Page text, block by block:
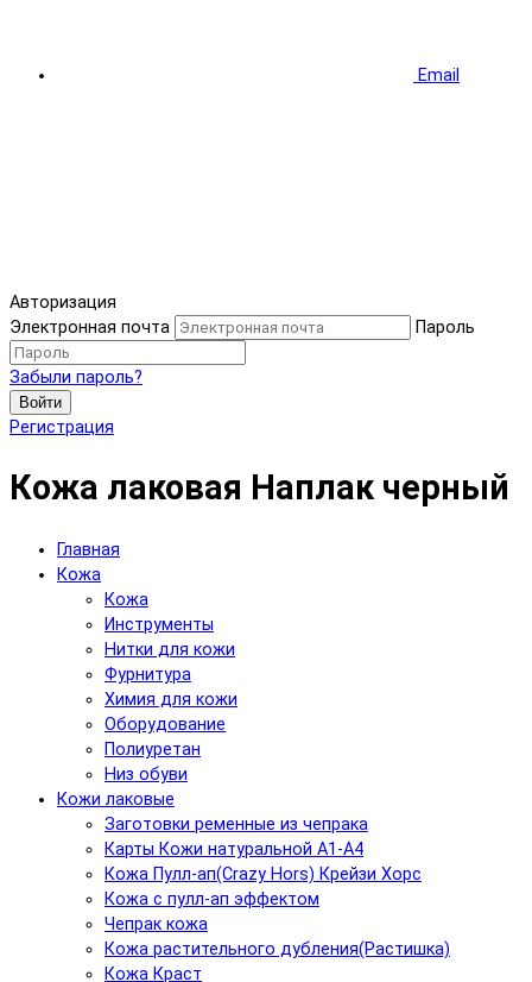
Email
Авторизация
Электронная почта
Пароль
Забыли пароль?
Войти
Регистрация
Кожа лаковая Наплак черный
Главная
Кожа
Кожа
Инструменты
Нитки для кожи
Фурнитура
Химия для кожи
Оборудование
Полиуретан
Низ обуви
Кожи лаковые
Заготовки ременные из чепрака
Карты Кожи натуральной А1-А4
Кожа Пулл-ап(Crazy Hors) Крейзи Хорс
Кожа с пулл-ап эффектом
Чепрак кожа
Кожа растительного дубления(Растишка)
Кожа Краст